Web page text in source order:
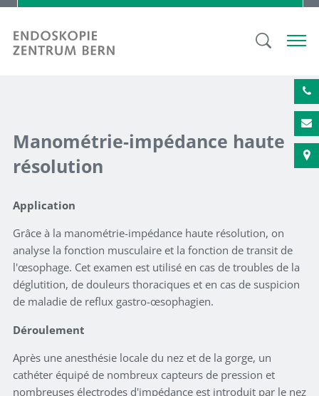
Manométrie-impédance haute
résolution
Application
Grâce à la manométrie-impédance haute résolution, on
analyse la fonction musculaire et la fonction de transit de
l'œsophage. Cet examen est utilisé en cas de troubles de la
déglutition, de douleurs thoraciques et en cas de suspicion
de maladie de reflux gastro-œsophagien.
Déroulement
Après une anesthésie locale du nez et de la gorge, un
cathéter équipé de nombreux capteurs de pression et
nombreuses électrodes d'impédance est introduit par le nez